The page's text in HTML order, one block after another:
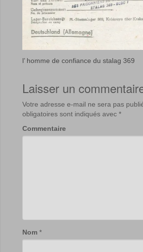
l’ homme de confiance du stalag 369
Laisser un
Votre adresse e-mail ne sera pas
obligatoires sont indiqués avec *
Commentaire
Nom *